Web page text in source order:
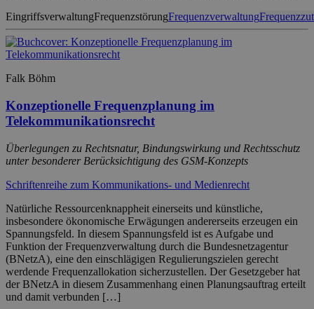
EingriffsverwaltungFrequenzstörungFrequenzverwaltung
Falk Böhm
Konzeptionelle Frequenzplanung im
Telekommunikationsrecht
Überlegungen zu Rechtsnatur, Bindungswirkung und Rechtsschutz
unter besonderer Berücksichtigung des GSM-Konzepts
Schriftenreihe zum Kommunikations- und Medienrecht
Natürliche Ressourcenknappheit einerseits und künstliche,
insbesondere ökonomische Erwägungen andererseits erzeugen ein
Spannungsfeld. In diesem Spannungsfeld ist es Aufgabe und
Funktion der Frequenzverwaltung durch die Bundesnetzagentur
(BNetzA), eine den einschlägigen Regulierungszielen gerecht
werdende Frequenzallokation sicherzustellen. Der Gesetzgeber hat
der BNetzA in diesem Zusammenhang einen Planungsauftrag erteilt
und damit verbunden […]